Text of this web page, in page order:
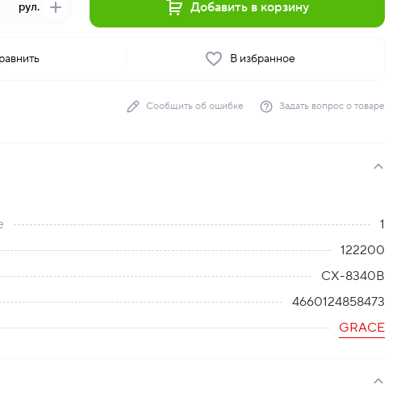
рул. Добавить в корзину
В избранное
Сообщить об ошибке Задать вопрос о товаре
1
122200
СХ-8340B
4660124858473
GRACE